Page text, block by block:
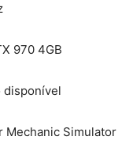
970 4GB
disponível
Mechanic Simulator